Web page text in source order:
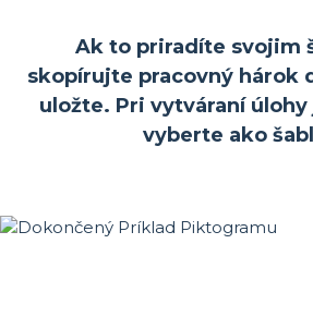
Ak to priradíte svojim
skopírujte pracovný hárok
uložte. Pri vytváraní
vyberte ako